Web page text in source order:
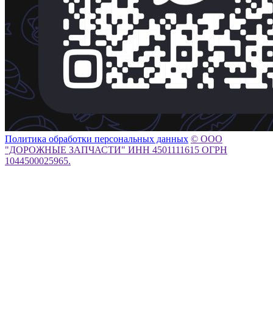
Политика обработки персональных данных © ООО
"ДОРОЖНЫЕ ЗАПЧАСТИ" ИНН 4501111615 ОГРН
1044500025965.